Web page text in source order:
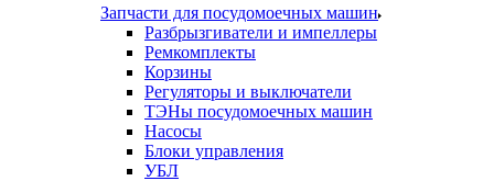
Запчасти для посудомоечных машин
Разбрызгиватели и импеллеры
Ремкомплекты
Корзины
Регуляторы и выключатели
ТЭНы посудомоечных машин
Насосы
Блоки управления
УБЛ